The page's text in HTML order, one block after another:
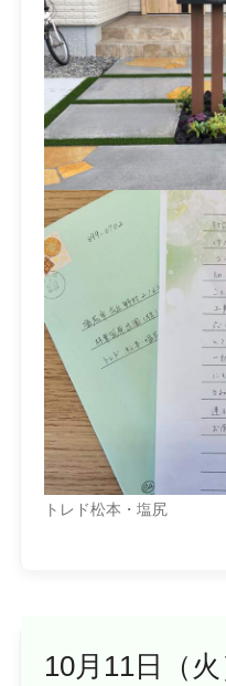
トレド松本・塩尻
10月11日（